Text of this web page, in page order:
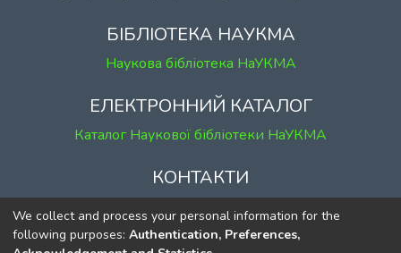
БІБЛІОТЕКА НАУКМА
Наукова бібліотека НаУКМА
ЕЛЕКТРОННИЙ КАТАЛОГ
Каталог Наукової бібліотеки НаУКМА
КОНТАКТИ
м. Київ, вул. Григорія Сковороди, 2
к. 1, к. 120
We collect and process your personal information for the
following purposes: Authentication, Preferences,